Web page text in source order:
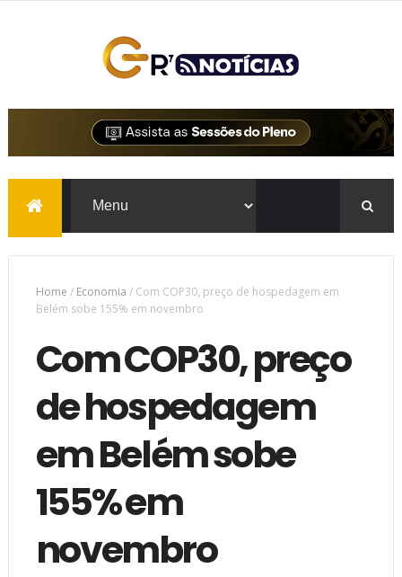
Home / Economia / Com COP30, preço de hospedagem em
Belém sobe 155% em novembro
Com COP30, preço
de hospedagem
em Belém sobe
155% em
novembro